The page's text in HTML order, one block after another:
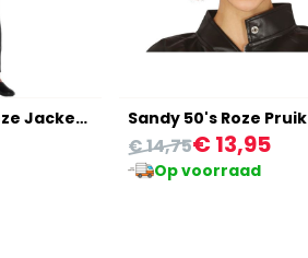
Grease Meisjes Roze Jacket Pink Ladies Sandy 50's Roze Pruik
€ 13,95
€ 14,75
Op voorraad